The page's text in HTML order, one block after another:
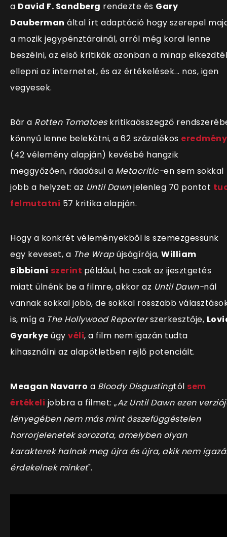
a David F. Sandberg rendezte és Gary
Dauberman által írt adaptáció hogy szerepel
a mozik jegypénztárainál, arról még korai lenne
beszélni, az első kritikák azonban a minap
ellepni az internetet, és az értékelések... nos, igen
vegyesek.
Bár a Rotten Tomatoeskritikaösszegző
könnyű lenne belekötni, a 62 százalékos eredmény
(42 vélemény alapján) kevésbé hangzik
meggyőzően, ráadásul a Metacritic-en sem sokkal
jobb a helyzet: az Until Dawnjelenleg 70 pontot
felmutatni 57 kritika alapján.
Hogy a konkrét véleményekből is szemezgessünk
egy keveset, a The Wrapújságírója, William
Bibbiani szerint például, ha csak az ijesztgetés
miatt ülnénk be a filmre, akkor az Until Dawn-nál
vannak sokkal jobb, de sokkal rosszabb
is, míg a The Hollywood Reporterszerkesztője,
Gyarkye úgy véli, a film nem igazán tudta
kihasználni az alapötletben rejlő potenciált.
Meagan Navarro a Bloody Disgustingtól sem
értékeli jobbra a filmet: „Az Until Dawn ezen
lényegében nem más mint összefüggéstelen
horrorjelenetek sorozata, amelyben olyan
karakterek halnak meg újra és újra, akik nem
érdekelnek minket".